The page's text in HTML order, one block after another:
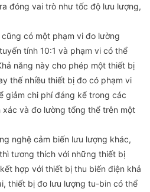
đóng vai trò như tốc độ lưu lượng,
có một phạm vi đo lường
tính 10:1 và phạm vi có thể
năng này cho phép một thiết bị
thế nhiều thiết bị đo có phạm vi
giảm chi phí đáng kể trong các
và đo lường tổng thể trên một
nghệ cảm biến lưu lượng khác,
tương thích với những thiết bị
hợp với thiết bị thu biến điện khả
thiết bị đo lưu lượng tu-bin có thể